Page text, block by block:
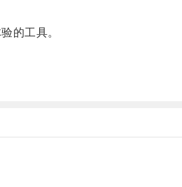
的工具。